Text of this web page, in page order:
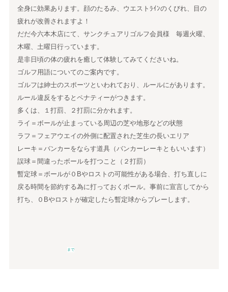
全身に効果あります。顔のたるみ、ウエストﾗｲﾝのくびれ、目の
疲れが改善されますよ！
だだ今六本木店にて、サンクチュアリゴルフ会員様 毎週火曜、
木曜、土曜日行っています。
是非日頃の体の疲れを癒して体験してみてくださいね。
ゴルフ用語についてのご案内です。
ゴルフは紳士のスポーツといわれており、ルールにがあります。
ルール違反をするとペナティーがつきます。
多くは、１打罰、２打罰に分かれます。
ライ＝ボールが止まっている周辺の芝や地形などの状態
ラフ＝フェアウエイの外側に配置された芝生の長いエリア
レーキ＝バンカーをならす道具（バンカーレーキともいいます）
誤球＝間違ったボールを打つこと（２打罰）
暫定球＝ボールが０Bやロストの可能性がある場合、打ち直しに
戻る時間を節約する為に打っておくボール。事前に宣言してから
打ち、０Bやロストが確定したら暫定球からプレーします。
まで